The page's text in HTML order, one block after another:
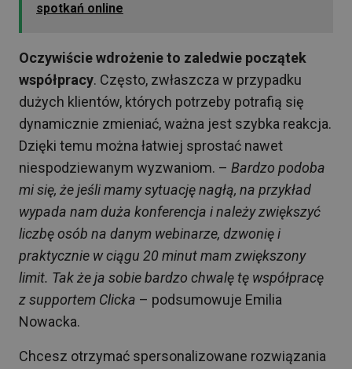
spotkań online
Oczywiście wdrożenie to zaledwie początek
współpracy. Często, zwłaszcza w przypadku
dużych klientów, których potrzeby potrafią się
dynamicznie zmieniać, ważna jest szybka reakcja.
Dzięki temu można łatwiej sprostać nawet
niespodziewanym wyzwaniom. – Bardzo podoba
mi się, że jeśli mamy sytuację nagłą, na przykład
wypada nam duża konferencja i należy zwiększyć
liczbę osób na danym webinarze, dzwonię i
praktycznie w ciągu 20 minut mam zwiększony
limit. Tak że ja sobie bardzo chwalę tę współpracę
z supportem Clicka – podsumowuje Emilia
Nowacka.
Chcesz otrzymać spersonalizowane rozwiązania